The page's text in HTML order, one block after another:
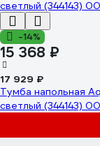
-14%
15 368 ₽
17 929 ₽
Тумба напольная
светлый (344143)